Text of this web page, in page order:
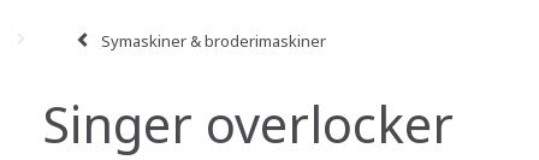
Symaskiner & broderimaskiner
Singer overlocker